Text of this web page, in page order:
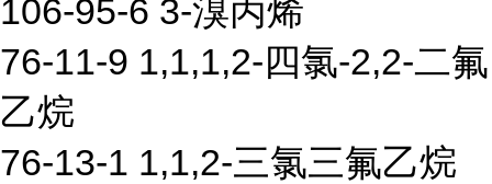
106-95-6 3-溴丙烯
76-11-9 1,1,1,2-四氯-2,2-二氟
乙烷
76-13-1 1,1,2-三氯三氟乙烷